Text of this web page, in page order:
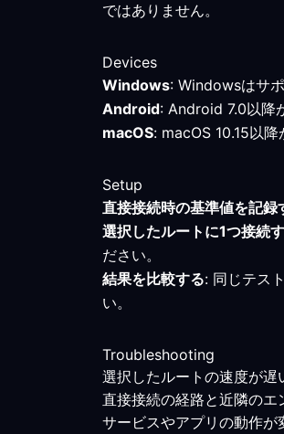
ではありません。
Devices
Windows: Windowsはサ
Android: Android 7.0以降
macOS: macOS 10.15以
Setup
直接接続時の基準値を記録
選択したルートに1つ接続
ださい。
結果を比較する: 同じテス
い。
Troubleshooting
選択したルートの速度が遅
直接接続の経路と近隣の
サービスやアプリの動作が